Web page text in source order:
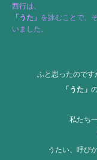
西行は、
「うた」 を詠むことで、
いました。
ふと思ったのです
「うた」
私たち
うたい、呼び